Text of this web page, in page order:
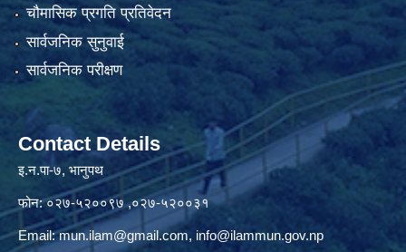
चौमासिक प्रगति प्रतिवेदन
सार्वजनिक सुनुवाई
सार्वजनिक परीक्षण
Contact Details
इ.न.पा-७, भानुपथ
फोन: ०२७-५२००९७ ,०२७-५२००३१
Email:mun.ilam@gmail.com, info@ilammun.gov.np